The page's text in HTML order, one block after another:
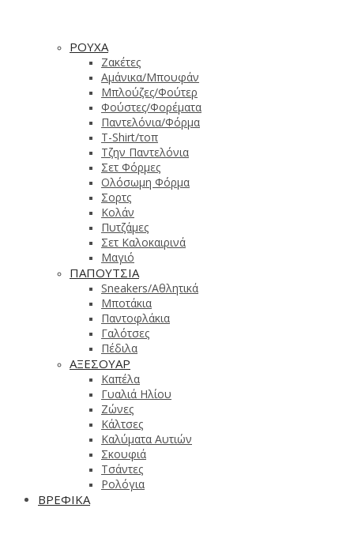
ΡΟΥΧΑ
Ζακέτες
Αμάνικα/Μπουφάν
Μπλούζες/Φούτερ
Φούστες/Φορέματα
Παντελόνια/Φόρμα
T-Shirt/τοπ
Τζην Παντελόνια
Σετ Φόρμες
Ολόσωμη Φόρμα
Σορτς
Κολάν
Πυτζάμες
Σετ Καλοκαιρινά
Μαγιό
ΠΑΠΟΥΤΣΙΑ
Sneakers/Αθλητικά
Μποτάκια
Παντοφλάκια
Γαλότσες
Πέδιλα
ΑΞΕΣΟΥΑΡ
Καπέλα
Γυαλιά Ηλίου
Ζώνες
Κάλτσες
Καλύματα Αυτιών
Σκουφιά
Τσάντες
Ρολόγια
ΒΡΕΦΙΚΑ